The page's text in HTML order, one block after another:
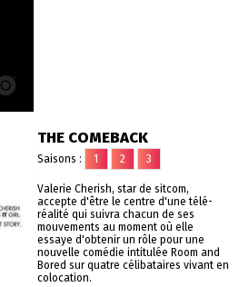
THE COMEBACK
Saisons : 1 2 3
Valerie Cherish, star de sitcom,
accepte d'être le centre d'une télé-
réalité qui suivra chacun de ses
mouvements au moment où elle
essaye d'obtenir un rôle pour une
nouvelle comédie intitulée Room and
Bored sur quatre célibataires vivant en
colocation.